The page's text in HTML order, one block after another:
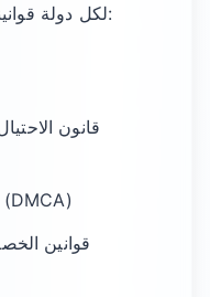
لكل دولة قوانينها الخاصة بجمع البيانات وأهمها:
قانون
قانون حقوق النشر الرقمي (DMCA)
قوانين